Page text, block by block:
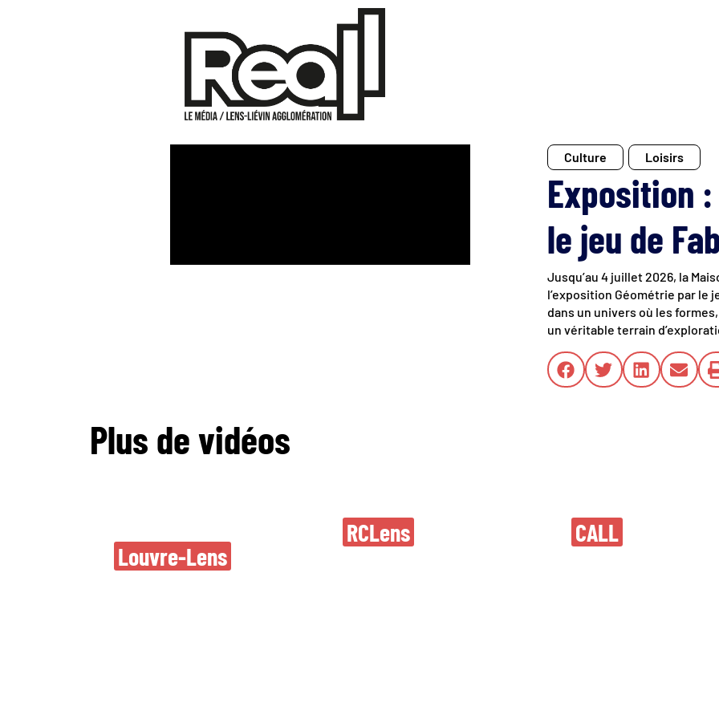
Culture Loisirs
Exposition
le jeu de
Jusqu’au 4 juillet 2026, la
l’exposition Géométrie par le
dans un univers où les
un véritable terrain
Plus de vidéos
Parc en fête
Louvre-Lens
Nouvel entraîneur
RCLens Alexandra
CALL